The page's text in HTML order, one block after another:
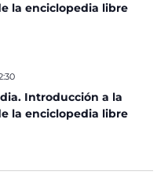
la enciclopedia libre
Introducción a la
la enciclopedia libre